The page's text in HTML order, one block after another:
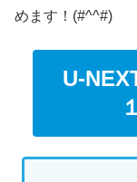
めます！(#^^#)
U-